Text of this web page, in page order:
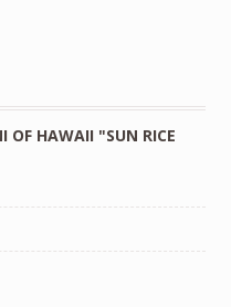
OF HAWAII "SUN RICE